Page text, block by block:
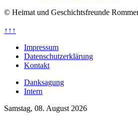
© Heimat und Geschichtsfreunde
↑↑↑
Impressum
Datenschutzerklärung
Kontakt
Danksagung
Intern
Samstag, 08. August 2026